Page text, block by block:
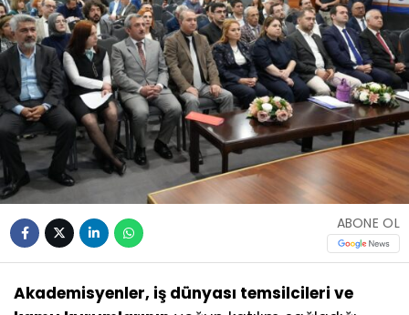
ABONE OL
Akademisyenler, iş dünyası temsilcileri ve